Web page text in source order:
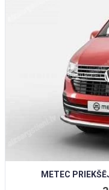
METEC